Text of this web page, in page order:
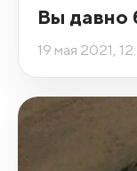
Вы давно
19 мая 2021,